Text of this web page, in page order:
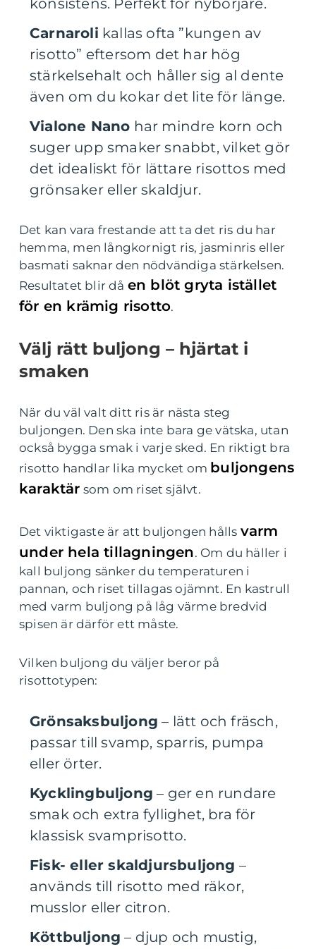
konsistens. Perfekt för nybörjare.
Carnaroli kallas ofta ”kungen av
risotto” eftersom det har hög
stärkelsehalt och håller sig al dente
även om du kokar det lite för länge.
Vialone Nano har mindre korn och
suger upp smaker snabbt, vilket gör
det idealiskt för lättare risottos med
grönsaker eller skaldjur.
Det kan vara frestande att ta det ris du har
hemma, men långkornigt ris, jasminris eller
basmati saknar den nödvändiga stärkelsen.
Resultatet blir då en blöt gryta istället
för en krämig risotto.
Välj rätt buljong – hjärtat i
smaken
När du väl valt ditt ris är nästa steg
buljongen. Den ska inte bara ge vätska, utan
också bygga smak i varje sked. En riktigt bra
risotto handlar lika mycket om buljongens
karaktär som om riset självt.
Det viktigaste är att buljongen hålls varm
under hela tillagningen. Om du häller i
kall buljong sänker du temperaturen i
pannan, och riset tillagas ojämnt. En kastrull
med varm buljong på låg värme bredvid
spisen är därför ett måste.
Vilken buljong du väljer beror på
risottotypen:
Grönsaksbuljong – lätt och fräsch,
passar till svamp, sparris, pumpa
eller örter.
Kycklingbuljong – ger en rundare
smak och extra fyllighet, bra för
klassisk svamprisotto.
Fisk- eller skaldjursbuljong –
används till risotto med räkor,
musslor eller citron.
Köttbuljong – djup och mustig,